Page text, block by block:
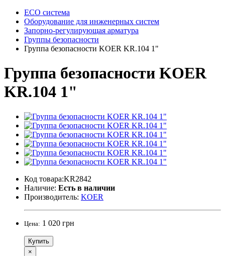
ECO система
Оборудование для инженерных систем
Запорно-регулирующая арматура
Группы безопасности
Группа безопасности KOER KR.104 1"
Группа безопасности KOER
KR.104 1"
Код товара:KR2842
Наличие: Есть в наличии
Производитель: KOER
Цена: 1 020 грн
Купить
×